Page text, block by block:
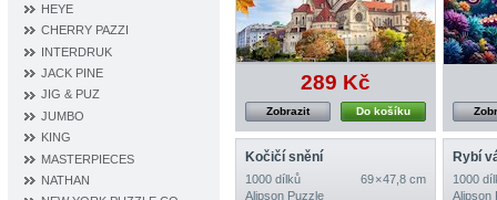
HEYE
CHERRY PAZZI
INTERDRUK
JACK PINE
JIG & PUZ
JUMBO
KING
MASTERPIECES
NATHAN
289 Kč
Do košíku
Zobrazit
Kočičí snění
1000 dílků
69 × 47,8 cm
Alipson Puzzle
Rybí
1000
Alipson